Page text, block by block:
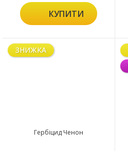
КУПИТИ
ЗНИЖКА
Гербіцид Ченон